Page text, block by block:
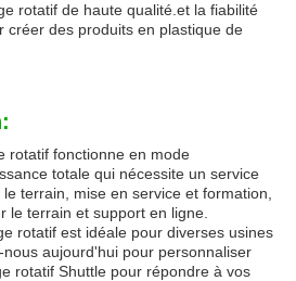
rotatif de haute qualité.et la fiabilité
créer des produits en plastique de
rotatif fonctionne en mode
totale qui nécessite un service
terrain, mise en service et formation,
le terrain et support en ligne.
rotatif est idéale pour diverses usines
aujourd'hui pour personnaliser
rotatif Shuttle pour répondre à vos